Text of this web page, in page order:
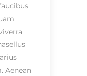
Aenean